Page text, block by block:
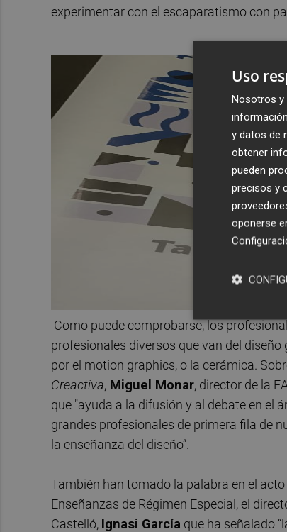
experimentar con el escaparatismo con
Como puede comprobarse, los
profesionales diversos que van del
por el motion graphics, o la cerámica.
Creactiva, Miguel Monar, director de la
que "ayuda a la difusión y al debate en el
grandes profesionales de primera fila de
la enseñanza del diseño”.
También han tomado la palabra en el
Enseñanzas de Régimen Especial, el
Castelló, Ignasi García que ha señalado
Uso
Nosotros y
y datos de
obtener
pueden
precisos y
oponerse